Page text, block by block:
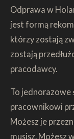
Odprawa w
jest formą
którzy zostają
zostają
pracodawcy.
To jednorazowe
pracownikowi
Możesz je
musisz. Możesz